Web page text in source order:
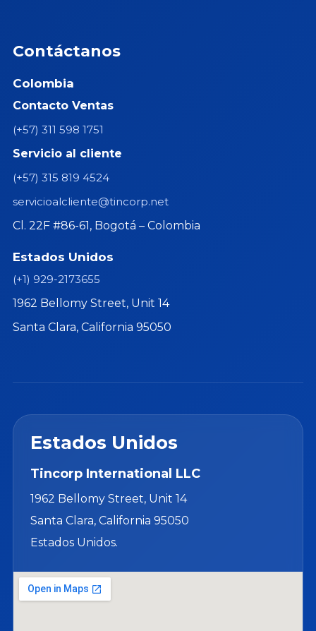
Contáctanos
Colombia
Contacto Ventas
(+57) 311 598 1751
Servicio al cliente
(+57) 315 819 4524
servicioalcliente@tincorp.net
Cl. 22F #86-61, Bogotá – Colombia
Estados Unidos
(+1) 929-2173655
1962 Bellomy Street, Unit 14
Santa Clara, California 95050
Estados Unidos
Tincorp International LLC
1962 Bellomy Street, Unit 14
Santa Clara, California 95050
Estados Unidos.